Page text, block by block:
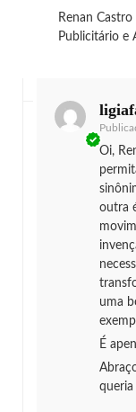
Renan Castro
Publicitário e
Oi,
outra
uma
É